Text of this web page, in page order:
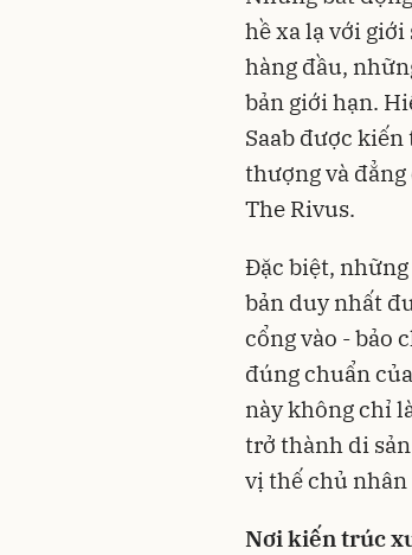
hề xa lạ với
hàng đầu,
bản giới hạn.
Saab được
thượng và
The Rivus.
Đặc biệt,
bản duy nhất
cổng vào - bảo
đúng chuẩn
này không chỉ
trở thành di
vị thế chủ nhân
Nơi kiến trúc